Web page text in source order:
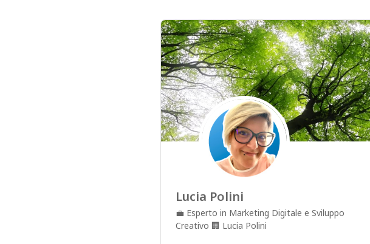
Lucia Polini
💼 Esperto in Marketing Digitale e Sviluppo
Creativo 🏢 Lucia Polini